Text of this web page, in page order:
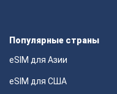
Популярные страны
eSIM для Азии
eSIM для США